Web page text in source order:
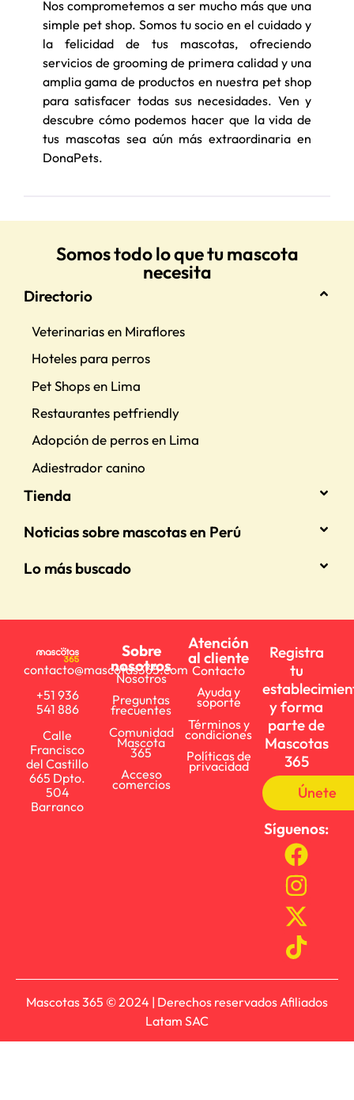
Nos comprometemos a ser mucho más que una
simple pet shop. Somos tu socio en el cuidado y
la felicidad de tus mascotas, ofreciendo
servicios de grooming de primera calidad y una
amplia gama de productos en nuestra pet shop
para satisfacer todas sus necesidades. Ven y
descubre cómo podemos hacer que la vida de
tus mascotas sea aún más extraordinaria en
DonaPets.
Somos todo lo que tu mascota
necesita
Directorio
Veterinarias en Miraflores
Hoteles para perros
Pet Shops en Lima
Restaurantes petfriendly
Adopción de perros en Lima
Adiestrador canino
Tienda
Noticias sobre mascotas en Perú
Lo más buscado
contacto@mascotas365.com
+51 936
541 886
Calle
Francisco
del Castillo
665 Dpto.
504
Barranco
Sobre
nosotros
Nosotros
Preguntas
frecuentes
Comunidad
Mascota
365
Acceso
comercios
Atención
al cliente
Contacto
Ayuda y
soporte
Términos y
condiciones
Políticas de
privacidad
Registra
tu
y forma
parte de
Mascotas
365
Únete
Síguenos:
Mascotas 365 © 2024 | Derechos reservados Afiliados
Latam SAC